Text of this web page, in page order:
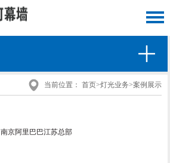
当前位置： 首页>灯光业务>案例展示
南京阿里巴巴江苏总部